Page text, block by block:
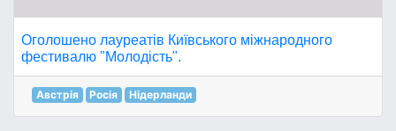
Оголошено лауреатів Київського міжнародного
фестивалю "Молодість".
Австрія Росія Нідерланди